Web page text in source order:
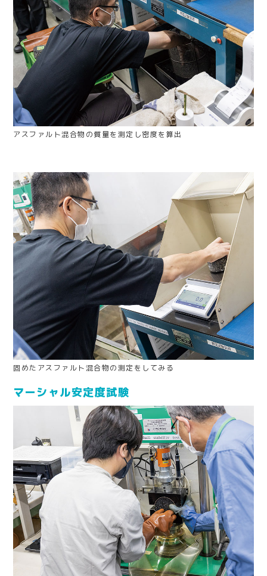
アスファルト混合物の質量を測定し密度を算出
固めたアスファルト混合物の測定をしてみる
マーシャル安定度試験